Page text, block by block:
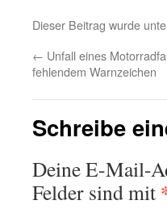
Dieser Beitrag wurde
← Unfall eines
fehlendem Warnzeichen
Schreibe
Deine E-Mail-
Felder sind mit